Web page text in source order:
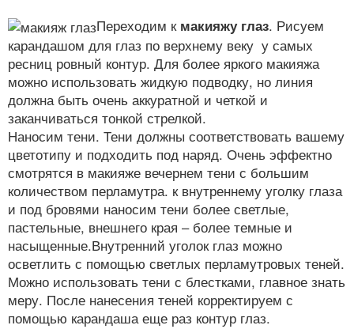
Переходим к макияжуглаз. Рисуем
карандашом для глаз по верхнему веку у самых
ресниц ровный контур. Для более яркого макияжа
можно использовать жидкую подводку, но линия
должна быть очень аккуратной и четкой и
заканчиваться тонкой стрелкой.
Наносим тени. Тени должны соответствовать вашему
цветотипу и подходить под наряд. Очень эффектно
смотрятся в макияже вечернем тени с большим
количеством перламутра. к внутреннему уголку глаза
и под бровями наносим тени более светлые,
пастельные, внешнего края – более темные и
насыщенные.Внутренний уголок глаз можно
осветлить с помощью светлых перламутровых теней.
Можно использовать тени с блестками, главное знать
меру. После нанесения теней корректируем с
помощью карандаша еще раз контур глаз.